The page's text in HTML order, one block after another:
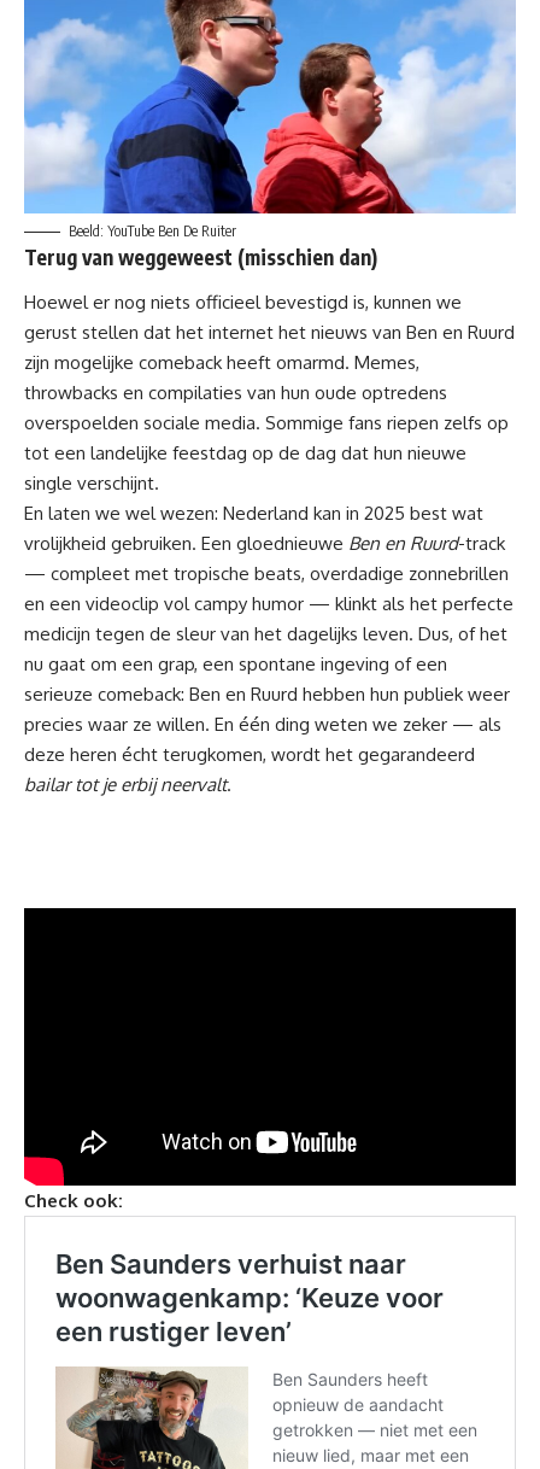
Beeld: YouTube Ben De Ruiter
Terug van weggeweest (misschien dan)
Hoewel er nog niets officieel bevestigd is, kunnen we
gerust stellen dat het internet het nieuws van Ben en Ruurd
zijn mogelijke comeback heeft omarmd. Memes,
throwbacks en compilaties van hun oude optredens
overspoelden sociale media. Sommige fans riepen zelfs op
tot een landelijke feestdag op de dag dat hun nieuwe
single verschijnt.
En laten we wel wezen: Nederland kan in 2025 best wat
vrolijkheid gebruiken. Een gloednieuwe Ben en Ruurd-track
— compleet met tropische beats, overdadige zonnebrillen
en een videoclip vol campy humor — klinkt als het perfecte
medicijn tegen de sleur van het dagelijks leven. Dus, of het
nu gaat om een grap, een spontane ingeving of een
serieuze comeback: Ben en Ruurd hebben hun publiek weer
precies waar ze willen. En één ding weten we zeker — als
deze heren écht terugkomen, wordt het gegarandeerd
bailar tot je erbij neervalt.
Check ook: